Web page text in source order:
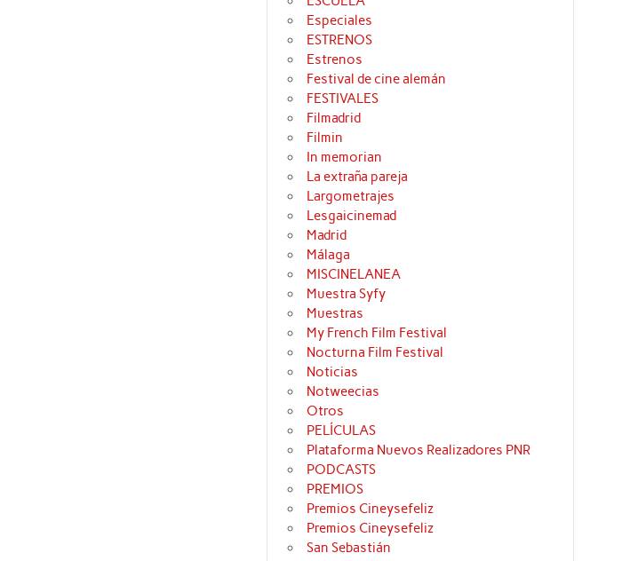
Especiales
ESTRENOS
Estrenos
Festival de cine alemán
FESTIVALES
Filmadrid
Filmin
In memorian
La extraña pareja
Largometrajes
Lesgaicinemad
Madrid
Málaga
MISCINELANEA
Muestra Syfy
Muestras
My French Film Festival
Nocturna Film Festival
Noticias
Notweecias
Otros
PELÍCULAS
Plataforma Nuevos Realizadores PNR
PODCASTS
PREMIOS
Premios Cineysefeliz
Premios Cineysefeliz
San Sebastián